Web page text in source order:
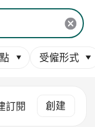
受僱形式
訂閱 創建